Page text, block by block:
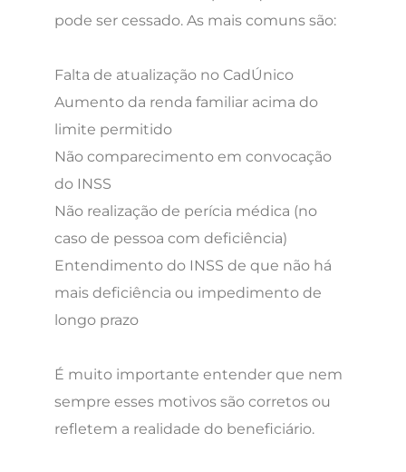
pode ser cessado. As mais comuns são:
Falta de atualização no CadÚnico
Aumento da renda familiar acima do
limite permitido
Não comparecimento em convocação
do INSS
Não realização de perícia médica (no
caso de pessoa com deficiência)
Entendimento do INSS de que não há
mais deficiência ou impedimento de
longo prazo
É muito importante entender que nem
sempre esses motivos são corretos ou
refletem a realidade do beneficiário.